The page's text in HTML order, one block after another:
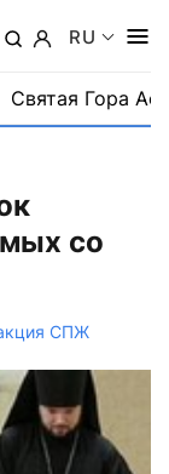
RU
Святая Гора
со
СПЖ